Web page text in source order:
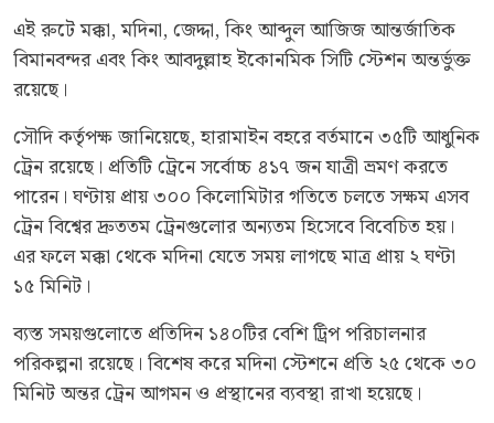
এই রুটে মক্কা, মদিনা, জেদ্দা, কিং আব্দুল আজিজ আন্তর্জাতিক
বিমানবন্দর এবং কিং আবদুল্লাহ ইকোনমিক সিটি স্টেশন অন্তর্ভুক্ত
রয়েছে।
সৌদি কর্তৃপক্ষ জানিয়েছে, হারামাইন বহরে বর্তমানে ৩৫টি আধুনিক
ট্রেন রয়েছে। প্রতিটি ট্রেনে সর্বোচ্চ ৪১৭ জন যাত্রী ভ্রমণ করতে
পারেন। ঘণ্টায় প্রায় ৩০০ কিলোমিটার গতিতে চলতে সক্ষম এসব
ট্রেন বিশ্বের দ্রুততম ট্রেনগুলোর অন্যতম হিসেবে বিবেচিত হয়।
এর ফলে মক্কা থেকে মদিনা যেতে সময় লাগছে মাত্র প্রায় ২ ঘণ্টা
১৫ মিনিট।
ব্যস্ত সময়গুলোতে প্রতিদিন ১৪০টির বেশি ট্রিপ পরিচালনার
পরিকল্পনা রয়েছে। বিশেষ করে মদিনা স্টেশনে প্রতি ২৫ থেকে ৩০
মিনিট অন্তর ট্রেন আগমন ও প্রস্থানের ব্যবস্থা রাখা হয়েছে।